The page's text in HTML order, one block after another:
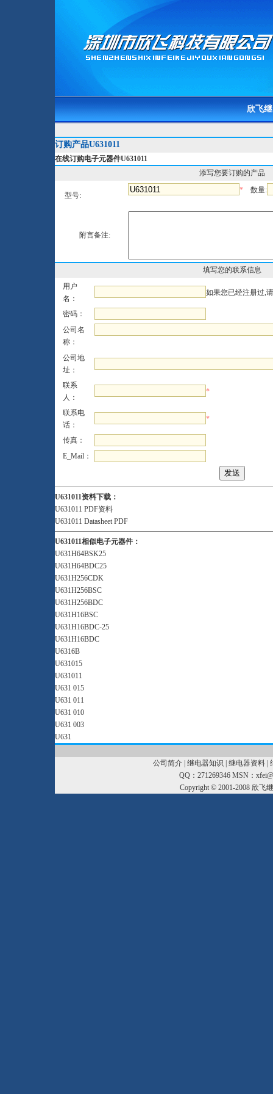
欣飞
订购产品U631011
在线订购电子元器件U631011
添写您要订购的产品
型号:
* 数量:
附言备注:
填写您的联系信息
用户
名：
如果您已经注册过,
密码：
公司名
称：
公司地
址：
联系
人：
*
联系电
话：
*
传真：
E_Mail：
U631011资料下载：
U631011 PDF资料
U631011 Datasheet PDF
U631011相似电子元器件：
U631H64BSK25
U631H64BDC25
U631H256CDK
U631H256BSC
U631H256BDC
U631H16BSC
U631H16BDC-25
U631H16BDC
U6316B
U631015
U631011
U631 015
U631 011
U631 010
U631 003
U631
公司简介| 继电器知识 继电器资料|
QQ：271269346 MSN：
Copyright © 2001-2008 欣飞